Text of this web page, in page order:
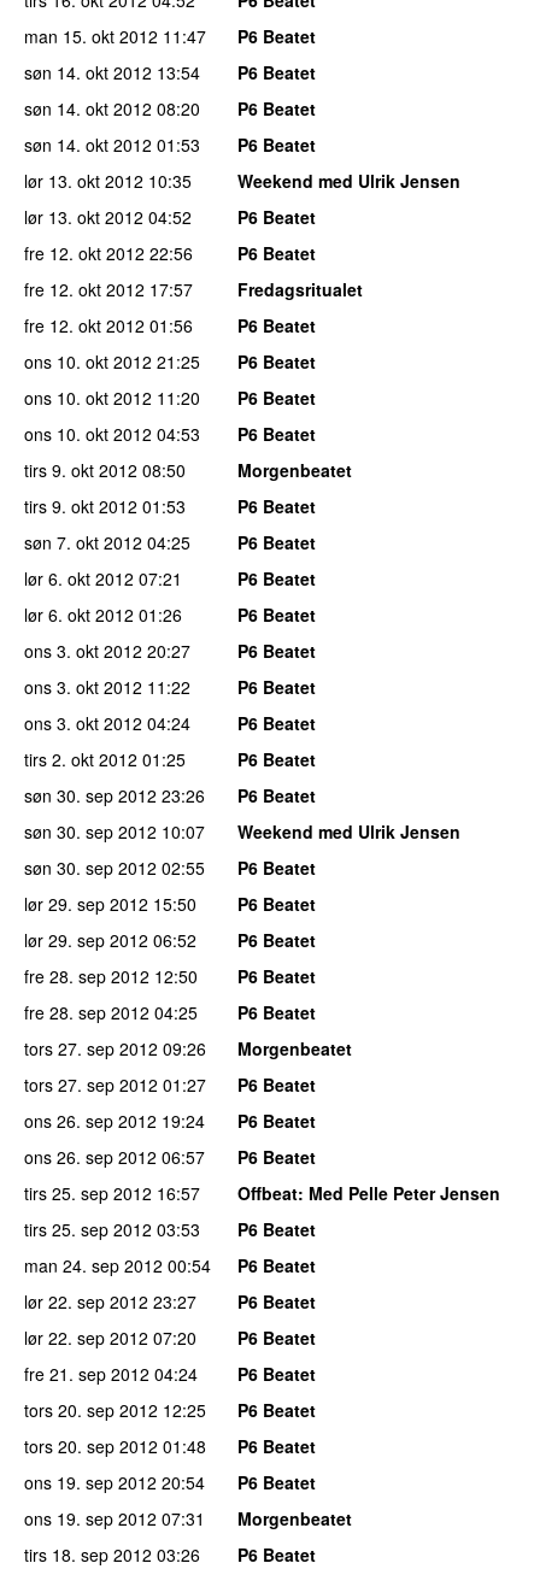
man 15. okt 2012 11:47
P6 Beatet
søn 14. okt 2012 13:54
P6 Beatet
søn 14. okt 2012 08:20
P6 Beatet
søn 14. okt 2012 01:53
P6 Beatet
lør 13. okt 2012 10:35
Weekend med Ulrik Jensen
lør 13. okt 2012 04:52
P6 Beatet
fre 12. okt 2012 22:56
P6 Beatet
fre 12. okt 2012 17:57
Fredagsritualet
fre 12. okt 2012 01:56
P6 Beatet
ons 10. okt 2012 21:25
P6 Beatet
ons 10. okt 2012 11:20
P6 Beatet
ons 10. okt 2012 04:53
P6 Beatet
tirs 9. okt 2012 08:50
Morgenbeatet
tirs 9. okt 2012 01:53
P6 Beatet
søn 7. okt 2012 04:25
P6 Beatet
lør 6. okt 2012 07:21
P6 Beatet
lør 6. okt 2012 01:26
P6 Beatet
ons 3. okt 2012 20:27
P6 Beatet
ons 3. okt 2012 11:22
P6 Beatet
ons 3. okt 2012 04:24
P6 Beatet
tirs 2. okt 2012 01:25
P6 Beatet
søn 30. sep 2012 23:26
P6 Beatet
søn 30. sep 2012 10:07
Weekend med Ulrik Jensen
søn 30. sep 2012 02:55
P6 Beatet
lør 29. sep 2012 15:50
P6 Beatet
lør 29. sep 2012 06:52
P6 Beatet
fre 28. sep 2012 12:50
P6 Beatet
fre 28. sep 2012 04:25
P6 Beatet
tors 27. sep 2012 09:26
Morgenbeatet
tors 27. sep 2012 01:27
P6 Beatet
ons 26. sep 2012 19:24
P6 Beatet
ons 26. sep 2012 06:57
P6 Beatet
tirs 25. sep 2012 16:57 Offbeat: Med Pelle Peter Jensen
tirs 25. sep 2012 03:53
P6 Beatet
man 24. sep 2012 00:54
P6 Beatet
lør 22. sep 2012 23:27
P6 Beatet
lør 22. sep 2012 07:20
P6 Beatet
fre 21. sep 2012 04:24
P6 Beatet
tors 20. sep 2012 12:25
P6 Beatet
tors 20. sep 2012 01:48
P6 Beatet
ons 19. sep 2012 20:54
P6 Beatet
ons 19. sep 2012 07:31
Morgenbeatet
tirs 18. sep 2012 03:26 P6 Beatet